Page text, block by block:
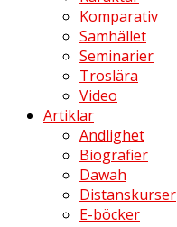
Komparativ
Samhället
Seminarier
Troslära
Video
Artiklar
Andlighet
Biografier
Dawah
Distanskurser
E-böcker